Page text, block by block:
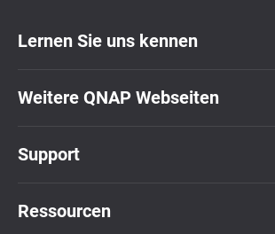
Lernen Sie uns kennen
Weitere QNAP Webseiten
Support
Ressourcen